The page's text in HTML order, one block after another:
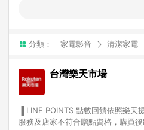
分類： 家電影音 清潔家電
台灣樂天市場
服務及店家不符合贈點資格，購買